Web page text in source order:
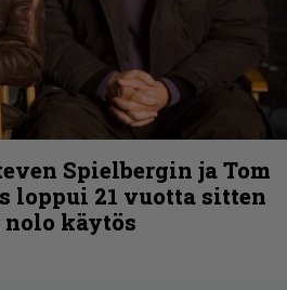
Spielbergin ja Tom
loppui 21 vuotta sitten
nolo käytös